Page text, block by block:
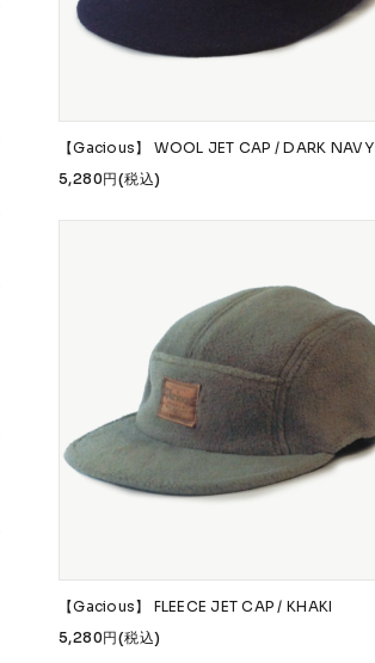
Vaga Rip Tide
【Gacious】 WOOL JET CAP / DARK NAVY
5,280円(税込)
【Gacious】 FLEECE JET CAP / KHAKI
5,280円(税込)